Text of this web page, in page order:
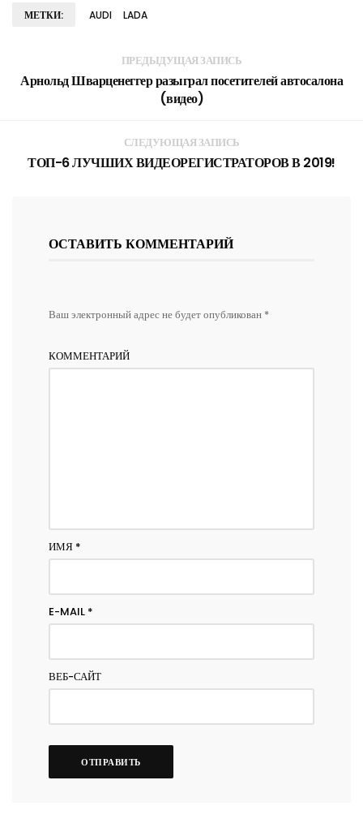
МЕТКИ: AUDI LADA
ПРЕДЫДУЩАЯ ЗАПИСЬ
Арнольд Шварценеггер разыграл посетителей автосалона
(видео)
СЛЕДУЮЩАЯ ЗАПИСЬ
ТОП-6 ЛУЧШИХ ВИДЕОРЕГИСТРАТОРОВ В 2019!
ОСТАВИТЬ КОММЕНТАРИЙ
Ваш электронный адрес не будет опубликован *
КОММЕНТАРИЙ
ИМЯ *
E-MAIL *
ВЕБ-САЙТ